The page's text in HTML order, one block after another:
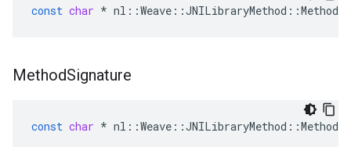
const char * nl ::Weave ::JNILibraryMethod ::
MethodSignature
const char * nl ::Weave ::JNILibraryMethod ::